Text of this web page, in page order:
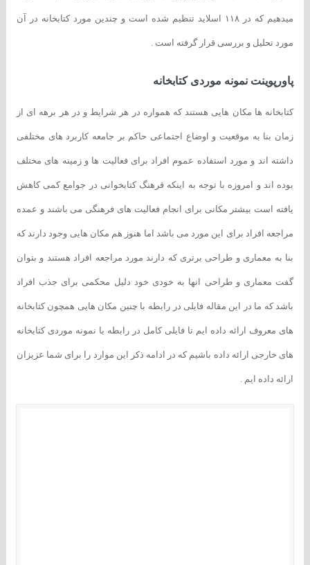
میدهیم که در ۱۱۸ اسلاید تنظیم شده است و چندین مورد کتابخانه در آن
مورد تحلیل و بررسی قرار گرفته است .
پاورپوینت نمونه موردی کتابخانه
کتابخانه ها مکان هایی هستند که همواره در هر شرایط و در هر برهه ای از
زمان بنا به موقعیت و اوضاع اجتماعی حاکم بر جامعه کاربرد های مختلفی
داشته اند و مورد استفاده عموم افراد برای فعالیت ها و زمینه های مختلف
بوده اند و امروزه با توجه به اینکه فرهنگ کتابخوانی در جوامع کمی کاهش
یافته است بیشتر مکانی برای انجام فعالیت های فرهنگی می باشند و عمده
مراجعه افراد برای این مورد می باشد اما هنوز هم مکان هایی وجود دارند که
بنا به معماری و طراحی برتری که دارند مورد مراجعه افراد هستند و بتوان
گفت معماری و طراحی انها به خودی خود دلیل محکمی برای جذب افراد
باشد که ما در این مقاله فایلی در رابطه با چنین مکان هایی همچون کتابخانه
های معروف ارائه داده ایم تا فایلی کامل در رابطه با نمونه موردی کتابخانه
های خارجی ارائه داده باشیم که در ادامه ذکر این موارد را برای شما عزیزان
ارائه داده ایم .